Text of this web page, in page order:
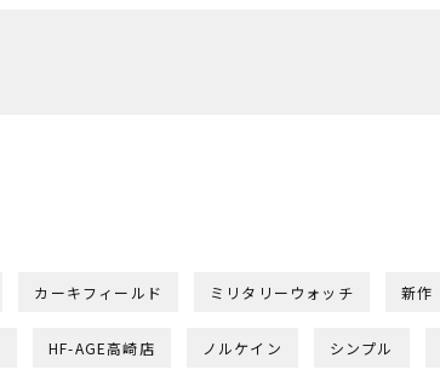
カーキフィールド ミリタリーウォッチ 新作
HF-AGE高崎店 ノルケイン シンプル